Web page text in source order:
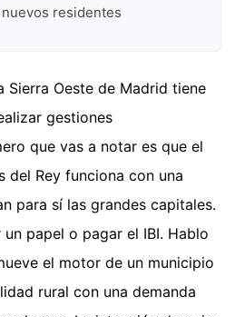
residentes
Sierra Oeste de Madrid tiene
gestiones
que vas a notar es que el
del Rey funciona con una
para sí las grandes capitales.
papel o pagar el IBI. Hablo
el motor de un municipio
rural con una demanda